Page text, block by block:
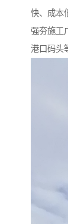
快、成本
强夯施工
港口码头